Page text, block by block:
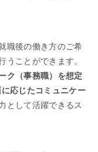
職後の働き方のご希
うことができます。
ク（事務職）を想定
応じたコミュニケー
として活躍できるス